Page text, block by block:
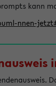
kann
nnen-